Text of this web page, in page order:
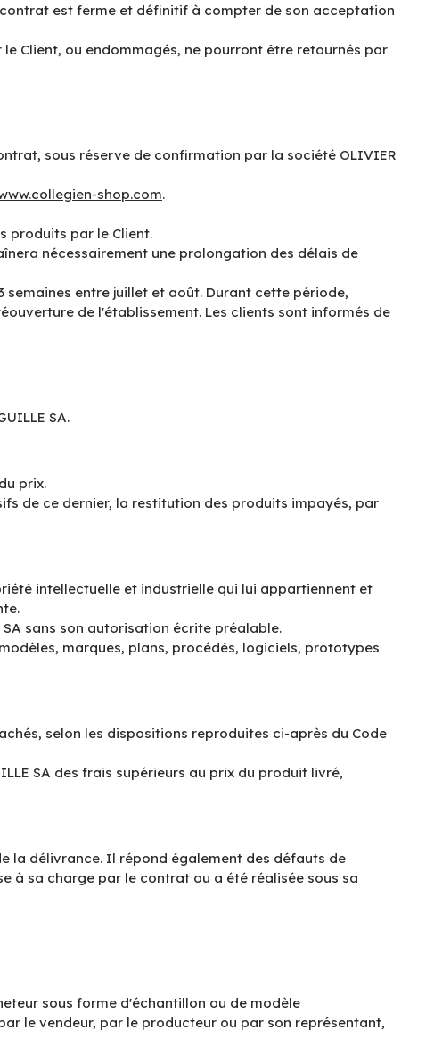
est ferme et définitif à compter de son acceptation
Client, ou endommagés, ne pourront être retournés par
sous réserve de confirmation par la société OLIVIER
shop.com.
produits par le Client.
nécessairement une prolongation des délais de
semaines entre juillet et août. Durant cette période,
de l'établissement. Les clients sont informés de
SA.
prix.
de ce dernier, la restitution des produits impayés, par
intellectuelle et industrielle qui lui appartiennent et
sans son autorisation écrite préalable.
marques, plans, procédés, logiciels, prototypes
selon les dispositions reproduites ci-après du Code
SA des frais supérieurs au prix du produit livré,
la délivrance. Il répond également des défauts de
à sa charge par le contrat ou a été réalisée sous sa
sous forme d'échantillon ou de modèle
le vendeur, par le producteur ou par son représentant,